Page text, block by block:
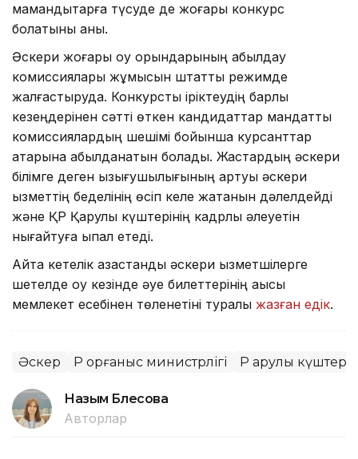
мамандықтарға түсуде де жоғары конкурс
болатыны анық.
Әскери жоғары оқу орындарының қабылдау
комиссиялары жұмысын штаттық режимде
жалғастыруда. Конкурстық іріктеудің барлық
кезеңдерінен сәтті өткен кандидаттар мандаттық
комиссиялардың шешімі бойынша курсанттар
қатарына қабылданатын болады. Жастардың әскери
білімге деген қызығушылығының артуы әскери
қызметтің беделінің өсіп келе жатқанын дәлелдейді
және ҚР Қарулы күштерінің кадрлық әлеуетін
нығайтуға ықпал етеді.
Айта кетелік қазақстандық әскери қызметшілерге
шетелде оқу кезінде әуе билеттерінің ақысы
мемлекет есебінен төленетіні туралы жазған едік.
Әскер ҚР Қорғаныс министрлігі ҚР Қарулы күштері
Назым Бөлесова
Авторлар